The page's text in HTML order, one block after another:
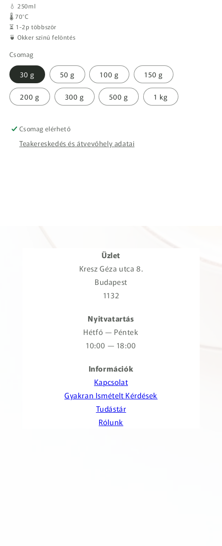
💧 250ml
🌡️ 70°C
⏳ 1-2p többször
🍵 Okker színű felöntés
Csomag
30 g 50 g 100 g 150 g
200 g 300 g 500 g 1 kg
Csomag elérhető
Teakereskedés és átvevőhely adatai
Üzlet
Kresz Géza utca 8.
Budapest
1132
Nyitvatartás
Hétfő — Péntek
10:00 — 18:00
Információk
Kapcsolat
Gyakran Ismételt Kérdések
Tudástár
Rólunk